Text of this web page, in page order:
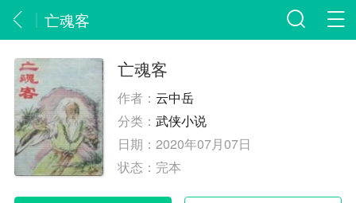
亡魂客
亡魂客
作者：云中岳
分类：武侠小说
日期：2020年07月07日
状态： 完本